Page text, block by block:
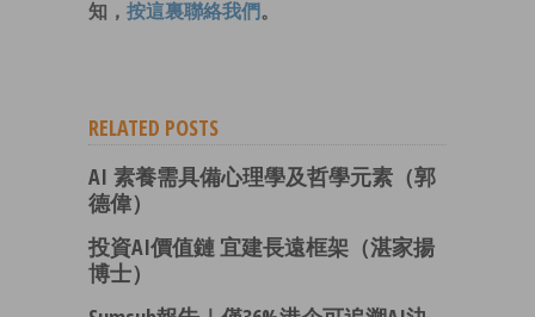
知， 按這裏聯絡我們 。
RELATED POSTS
AI 素養需具備心理學及哲學元素（郭
德偉）
投資AI價值鏈 宜建長遠框架（湛家揚
博士）